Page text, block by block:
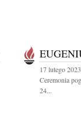
17 lutego
Ceremonia
24...